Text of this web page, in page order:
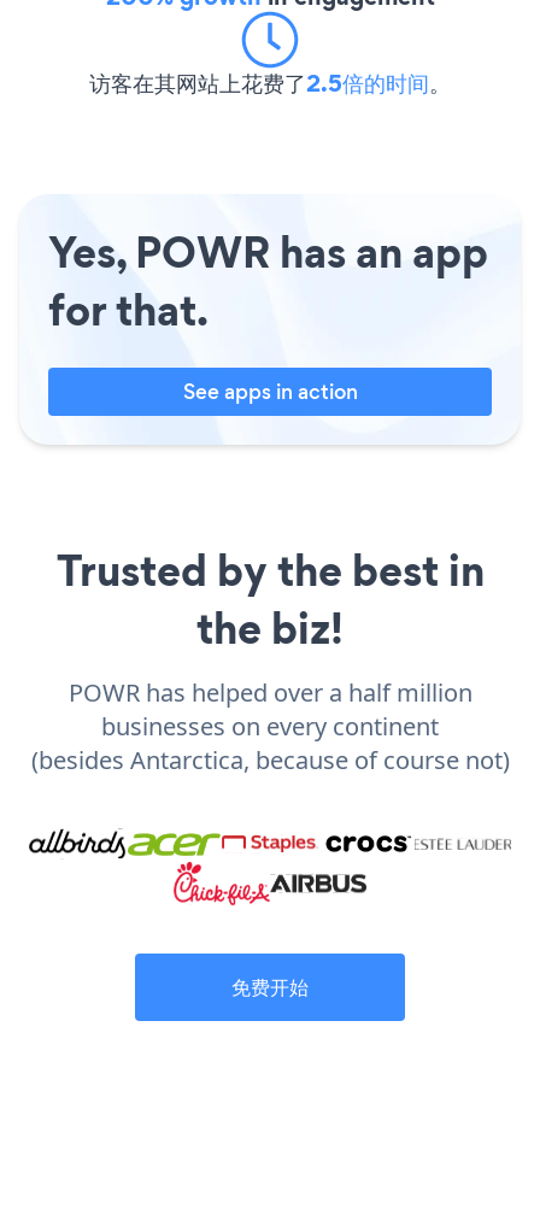
访客在其网站上花费了2.5倍的时间。
Yes, POWR has an app
for that.
See apps in action
Trusted by the best in
the biz!
POWR has helped over a half million
businesses on every continent
(besides Antarctica, because of course not)
免费开始